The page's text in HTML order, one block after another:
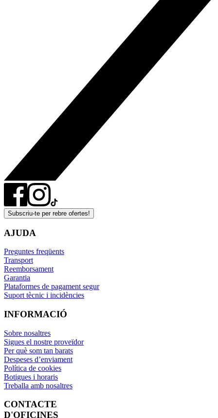
Subscriu-te per rebre ofertes!
AJUDA
Preguntes freqüents
Transport
Reemborsament
Garantia
Plataformes de pagament segur
Suport tècnic i incidències
INFORMACIÓ
Sobre nosaltres
Sigues el nostre proveïdor
Per què som tan barats
Despeses d’enviament
Política de cookies
Botigues i horaris
Treballa amb nosaltres
CONTACTE
D'OFICINES